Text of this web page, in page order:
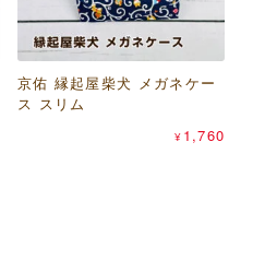
京佑 縁起屋柴犬 メガネケー
ス スリム
¥ 1,760
ル（concombre） マスキン
MagicMind キャーパンダ ユ
ニセックスTシャツ
¥ 1,540